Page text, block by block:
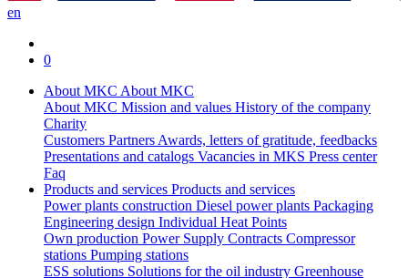
en
0
About MKC About MKC
About MKC Mission and values History of the company
Charity
Customers PartnersAwards, letters of gratitude, feedbacks
Presentations and catalogs Vacancies in MKS Press center
Faq
Products and services Products and services
Power plants construction Diesel power plants Packaging
Engineering design Individual Heat Points
Own production Power Supply Contracts Compressor
stations Pumping stations
ESS solutions Solutions for the oil industry Greenhouse